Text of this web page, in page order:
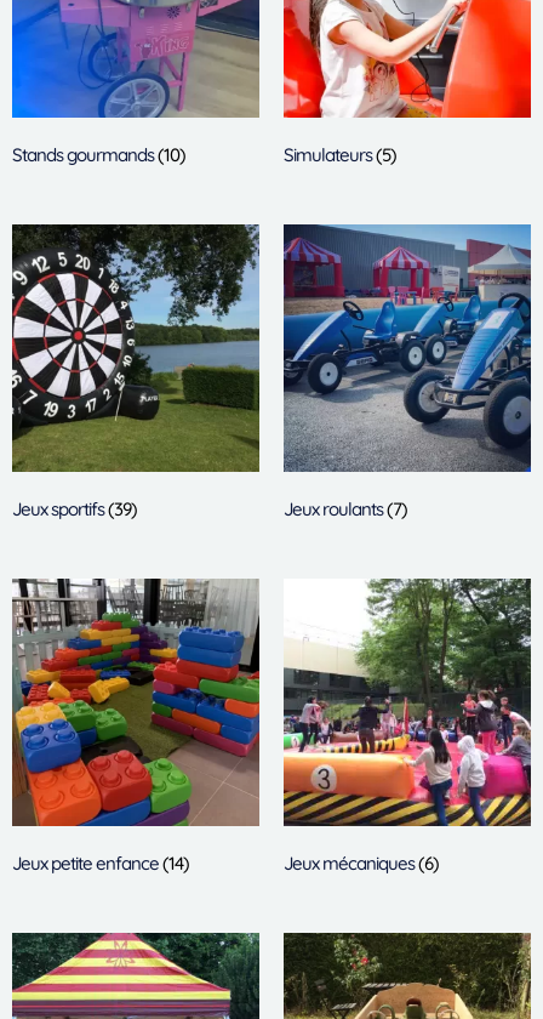
Stands gourmands(10) Simulateurs(5)
Jeux sportifs(39) Jeux roulants(7)
Jeux petite enfance(14) Jeux mécaniques(6)